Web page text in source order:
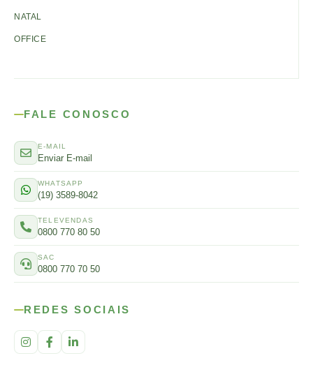
NATAL
OFFICE
FALE CONOSCO
E-MAIL
Enviar E-mail
WHATSAPP
(19) 3589-8042
TELEVENDAS
0800 770 80 50
SAC
0800 770 70 50
REDES SOCIAIS